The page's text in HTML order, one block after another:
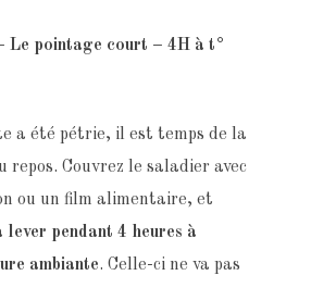
Le pointage court – 4H à t°
a été pétrie, il est temps de la
repos. Couvrez le saladier avec
ou un film alimentaire, et
lever pendant 4 heures à
ambiante. Celle-ci ne va pas